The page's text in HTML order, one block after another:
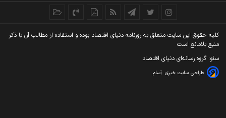
کليه حقوق اين سايت متعلق به روزنامه دنيای اقتصاد بوده و استفاده از مطالب آن با ذکر
منبع بلامانع است
سئو: گروه رسانه‌ای دنیای اقتصاد
طراحی سایت خبری آسام